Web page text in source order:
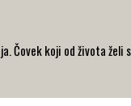
Čovek koji od života